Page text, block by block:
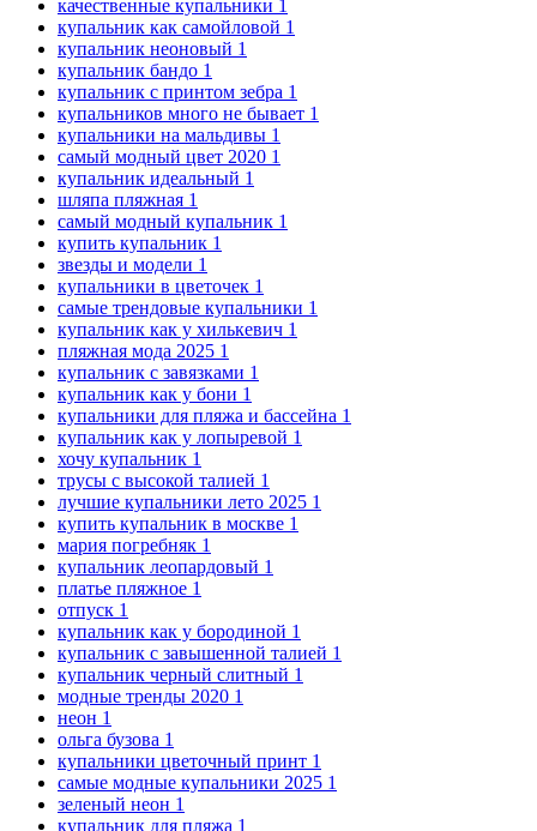
качественные купальники 1
купальник как самойловой 1
купальник неоновый 1
купальник бандо 1
купальник с принтом зебра 1
купальников много не бывает 1
купальники на мальдивы 1
самый модный цвет 2020 1
купальник идеальный 1
шляпа пляжная 1
самый модный купальник 1
купить купальник 1
звезды и модели 1
купальники в цветочек 1
самые трендовые купальники 1
купальник как у хилькевич 1
пляжная мода 2025 1
купальник с завязками 1
купальник как у бони 1
купальники для пляжа и бассейна 1
купальник как у лопыревой 1
хочу купальник 1
трусы с высокой талией 1
лучшие купальники лето 2025 1
купить купальник в москве 1
мария погребняк 1
купальник леопардовый 1
платье пляжное 1
отпуск 1
купальник как у бородиной 1
купальник с завышенной талией 1
купальник черный слитный 1
модные тренды 2020 1
неон 1
ольга бузова 1
купальники цветочный принт 1
самые модные купальники 2025 1
зеленый неон 1
купальник для пляжа 1